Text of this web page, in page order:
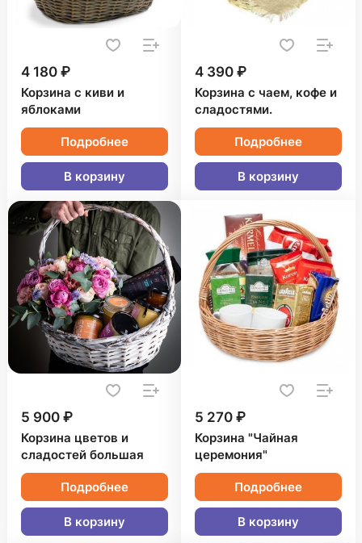
4 180 ₽
Корзина с киви и
яблоками
Подробнее
В корзину
4 390 ₽
Корзина с чаем, кофе и
сладостями.
Подробнее
В корзину
5 900 ₽
Корзина цветов и
сладостей большая
Подробнее
В корзину
5 270 ₽
Корзина "Чайная
церемония"
Подробнее
В корзину